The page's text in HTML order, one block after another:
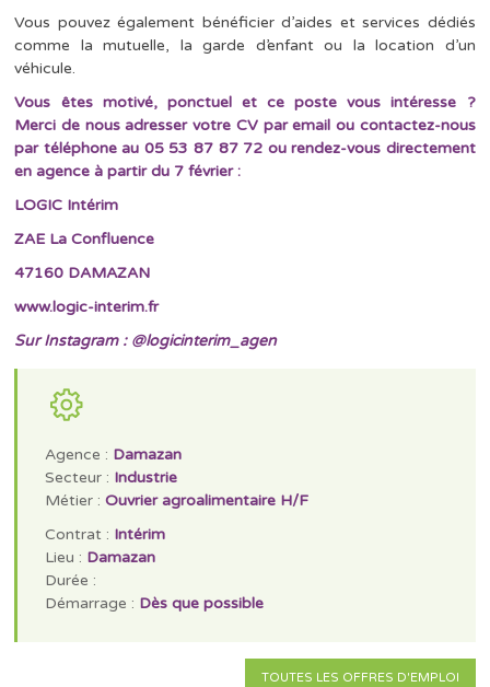
Vous pouvez également bénéficier d’aides et services dédiés
comme la mutuelle, la garde d’enfant ou la location d’un
véhicule.
Vous êtes motivé, ponctuel et ce poste vous intéresse ?
Merci de nous adresser votre CV par email ou contactez-nous
par téléphone au 05 53 87 87 72 ou rendez-vous directement
en agence à partir du 7 février :
LOGIC Intérim
ZAE La Confluence
47160 DAMAZAN
www.logic-interim.fr
Sur Instagram : @logicinterim_agen
Agence : Damazan
Secteur : Industrie
Métier :Ouvrier agroalimentaire H/F
Contrat : Intérim
Lieu : Damazan
Durée :
Démarrage : Dès que possible
TOUTES LES OFFRES D'EMPLOI